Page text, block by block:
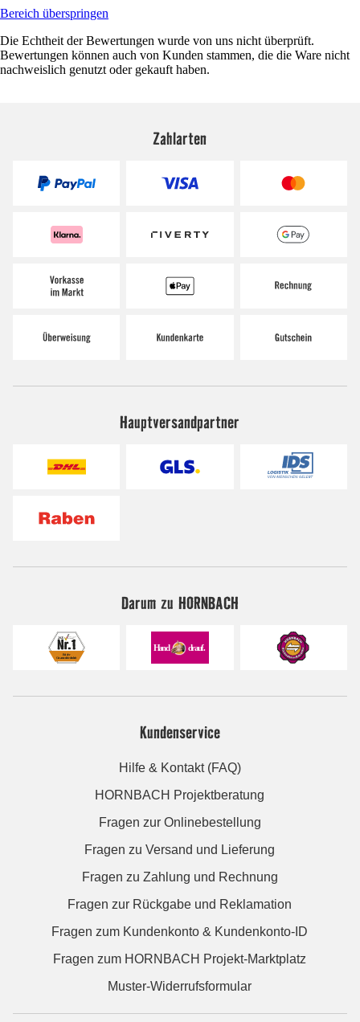
Bereich überspringen
Die Echtheit der Bewertungen wurde von uns nicht überprüft.
Bewertungen können auch von Kunden stammen, die die Ware nicht
nachweislich genutzt oder gekauft haben.
Zahlarten
Hauptversandpartner
Darum zu HORNBACH
Kundenservice
Hilfe & Kontakt (FAQ)
HORNBACH Projektberatung
Fragen zur Onlinebestellung
Fragen zu Versand und Lieferung
Fragen zu Zahlung und Rechnung
Fragen zur Rückgabe und Reklamation
Fragen zum Kundenkonto & Kundenkonto-ID
Fragen zum HORNBACH Projekt-Marktplatz
Muster-Widerrufsformular